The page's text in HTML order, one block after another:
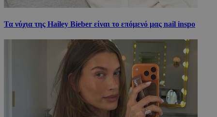
Τα νύχια της Hailey Bieber είναι το επόμενό μας nail inspo